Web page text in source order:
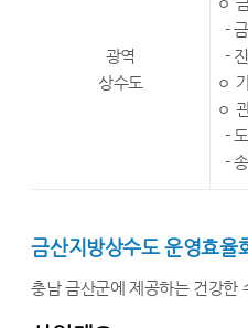
광역
상수도
-
-
ㅇ
ㅇ
-
-
금산지방상수도 운영효율
충남 금산군에 제공하는 건강한